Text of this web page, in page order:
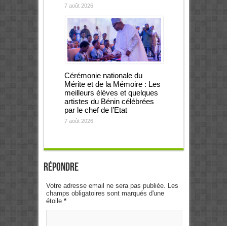
7 août 2026
Cérémonie nationale du
Mérite et de la Mémoire : Les
meilleurs élèves et quelques
artistes du Bénin célébrées
par le chef de l’Etat
7 août 2026
Répondre
Votre adresse email ne sera pas publiée. Les
champs obligatoires sont marqués d'une
étoile *